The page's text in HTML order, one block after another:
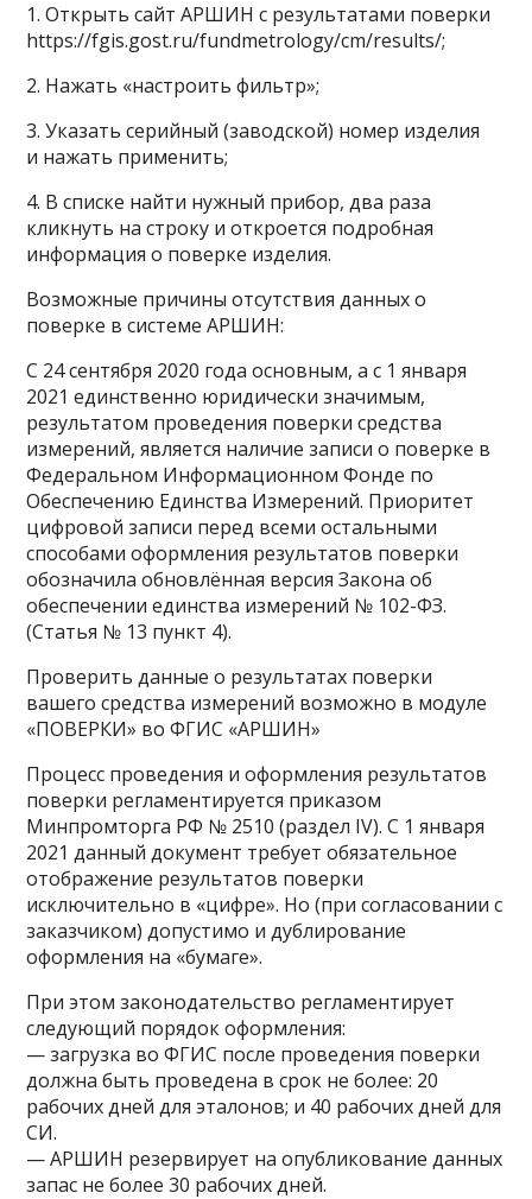
1. Открыть сайт АРШИН с результатами поверки
https://fgis.gost.ru/fundmetrology/cm/results/;
2. Нажать «настроить фильтр»;
3. Указать серийный (заводской) номер изделия
и нажать применить;
4. В списке найти нужный прибор, два раза
кликнуть на строку и откроется подробная
информация о поверке изделия.
Возможные причины отсутствия данных о
поверке в системе АРШИН:
C 24 сентября 2020 года основным, а с 1 января
2021 единственно юридически значимым,
результатом проведения поверки средства
измерений, является наличие записи о поверке в
Федеральном Информационном Фондe по
Обеспечению Единства Измерений. Приоритет
цифровой записи перед всеми остальными
способами оформления результатов поверки
обозначила обновлённая версия Закона об
обеспечении единства измерений № 102-ФЗ.
(Статья № 13 пункт 4).
Проверить данные о результатах поверки
вашего средства измерений возможно в модуле
«ПОВЕРКИ» во ФГИС «АРШИН»
Процесс проведения и оформления результатов
поверки регламентируется приказом
Минпромторга РФ № 2510 (раздел IV). С 1 января
2021 данный документ требует обязательное
отображение результатов поверки
исключительно в «цифре». Но (при согласовании с
заказчиком) допустимо и дублирование
оформления на «бумаге».
При этом законодательство регламентирует
следующий порядок оформления:
— загрузка во ФГИС после проведения поверки
должна быть проведена в срок не более: 20
рабочих дней для эталонов; и 40 рабочих дней для
СИ.
— АРШИН резервирует на опубликование данных
запас не более 30 рабочих дней.